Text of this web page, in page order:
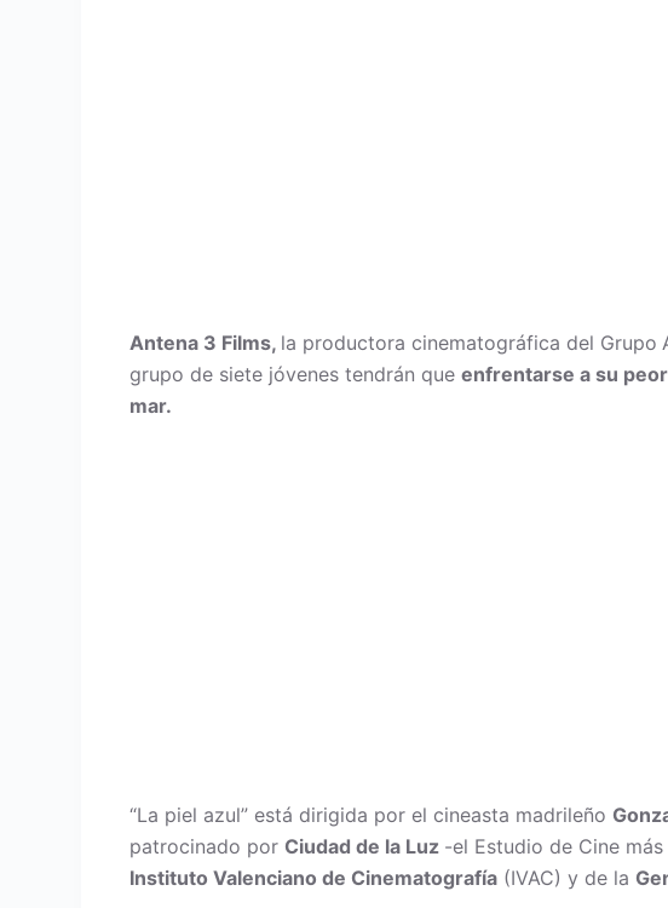
Antena 3 Films, la productora cinematográfica del Grupo
grupo de siete jóvenes tendrán queenfrentarse a su
mar.
“La piel azul” está dirigida por el cineasta madrileño
patrocinado por Ciudad de la Luz -el Estudio de Cine
Instituto Valenciano de Cinematografía (IVAC) y de la